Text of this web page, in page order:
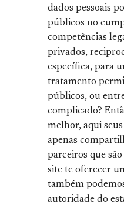
dados pessoais
públicos no
competências
privados,
específica, para
tratamento
públicos, ou
complicado?
melhor, aqui
apenas
parceiros que
site te oferecer
também
autoridade do